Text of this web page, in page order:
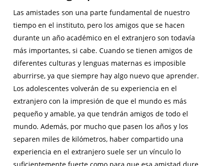
Las amistades son una parte fundamental de nuestro
tiempo en el instituto, pero los amigos que se hacen
durante un año académico en el extranjero son todavía
más importantes, si cabe. Cuando se tienen amigos de
diferentes culturas y lenguas maternas es imposible
aburrirse, ya que siempre hay algo nuevo que aprender.
Los adolescentes volverán de su experiencia en el
extranjero con la impresión de que el mundo es más
pequeño y amable, ya que tendrán amigos de todo el
mundo. Además, por mucho que pasen los años y los
separen miles de kilómetros, haber compartido una
experiencia en el extranjero suele ser un vínculo lo